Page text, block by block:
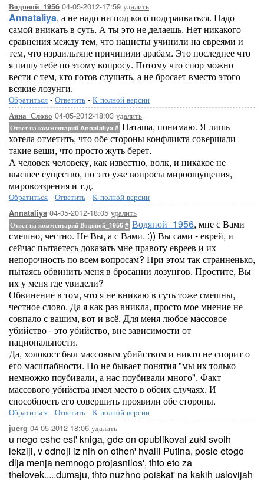
Водяной_1956 04-05-2012-17:59 удалить
Annataliya, а не надо ни под кого подсраиваться. Надо
самой вникать в суть. А ты это не делаешь. Нет никакого
сравнения между тем, что нацисты учинили на евреями и
тем, что израильтяне причинили арабам. Это последнее что
я пишу тебе по этому вопросу. Потому что спор можно
вести с тем, кто готов слушать, а не бросает вместо этого
всякие лозунги.
Обратиться - Ответить - К полной версии
Анна_Слово 04-05-2012-18:03 удалить
Ответ на комментарий Annataliya # Наташа, понимаю. Я лишь
хотела отметить, что обе стороны конфликта совершали
такие вещи, что просто жуть берет.
А человек человеку, как известно, волк, и никакое не
высшее существо, но это уже вопросы мироощущения,
мировоззрения и т.д.
Обратиться - Ответить - К полной версии
Annataliya 04-05-2012-18:05 удалить
Ответ на комментарий Водяной_1956 # Водяной_1956, мне с Вами
смешно, честно. Не Вы, а с Вами. :)) Вы сами - еврей, и
сейчас пытаетесь доказать мне правоту евреев и их
непорочность по всем вопросам? При этом так странненько,
пытаясь обвинить меня в бросании лозунгов. Простите, Вы
их у меня где увидели?
Обвинение в том, что я не вникаю в суть тоже смешны,
честное слово. Да я как раз вникла, просто мое мнение не
совпало с вашим, вот и всё. Для меня любое массовое
убийство - это убийство, вне зависимости от
национальности.
Да, холокост был массовым убийством и никто не спорит о
его масштабности. Но не бывает понятия "мы их только
немножко поубивали, а нас поубивали много". Факт
массового убийства имел место в обоих случаях. И
способность его совершить проявили обе стороны.
Обратиться - Ответить - К полной версии
juerg 04-05-2012-18:06 удалить
u nego eshe est' kniga, gde on opublikoval zukl svoih
lekziji, v odnoji iz nih on othen' hvalil Putina, posle etogo
dlja menja nemnogo projasnilos', thto eto za
thelovek.....dumaju, thto nuzhno poiskat' na kakih uslovijah